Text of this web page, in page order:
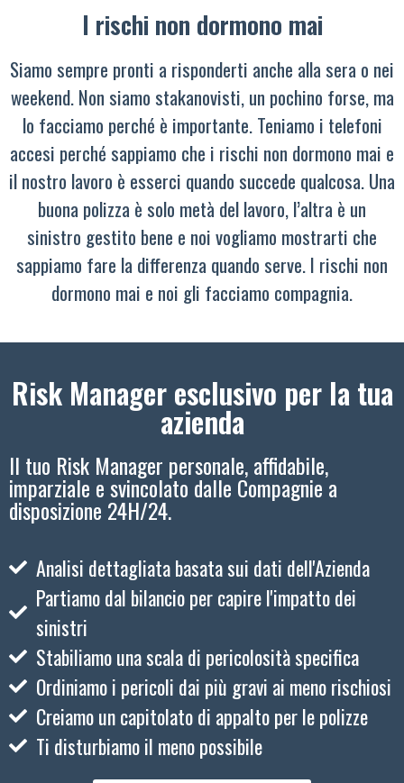
I rischi non dormono mai
Siamo sempre pronti a risponderti anche alla sera o nei
weekend. Non siamo stakanovisti, un pochino forse, ma
lo facciamo perché è importante. Teniamo i telefoni
accesi perché sappiamo che i rischi non dormono mai e
il nostro lavoro è esserci quando succede qualcosa. Una
buona polizza è solo metà del lavoro, l’altra è un
sinistro gestito bene e noi vogliamo mostrarti che
sappiamo fare la differenza quando serve. I rischi non
dormono mai e noi gli facciamo compagnia.
Risk Manager esclusivo per la tua
azienda
Il tuo Risk Manager personale, affidabile,
imparziale e svincolato dalle Compagnie a
disposizione 24H/24.
Analisi dettagliata basata sui dati dell'Azienda
Partiamo dal bilancio per capire l'impatto dei
sinistri
Stabiliamo una scala di pericolosità specifica
Ordiniamo i pericoli dai più gravi ai meno rischiosi
Creiamo un capitolato di appalto per le polizze
Ti disturbiamo il meno possibile